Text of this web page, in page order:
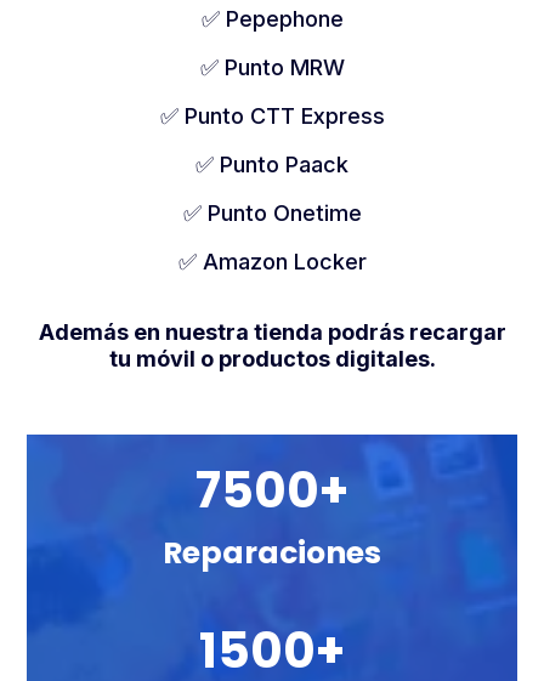
✅ Pepephone
✅ Punto MRW
✅ Punto CTT Express
✅ Punto Paack
✅ Punto Onetime
✅ Amazon Locker
Además en nuestra tienda podrás recargar
tu móvil o productos digitales.
7500+
Reparaciones
1500+